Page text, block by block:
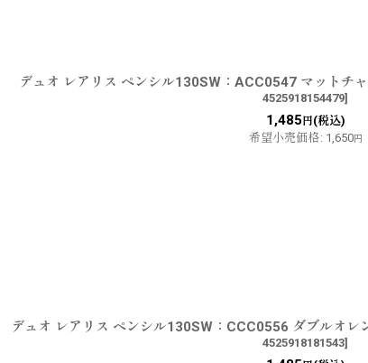
デュオ レアリス ペンシル130SW：ACC0547 マットチ
4525918154479]
1,485 円(税込)
希望小売価格: 1,650円
デュオ レアリス ペンシル130SW：CCC0556 ダブルオレ
4525918181543]